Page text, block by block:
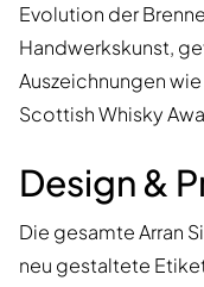
Evolution der
Handwerkskunst,
Auszeichnungen
Scottish Whisky
Design &
Die gesamte Arran
neu gestaltete